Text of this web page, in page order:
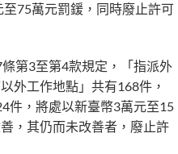
75萬元罰鍰，同時廢止許可
第3至第4款規定，「指派外
外工作地點」共有168件，
件，將處以新臺幣3萬元至15
，其仍而未改善者，廢止許